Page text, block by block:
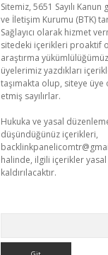
Sitemiz, 5651 Sayılı
ve İletişim Kurumu (BTK)
Sağlayıcı olarak hizmet
sitedeki içerikleri proaktif
araştırma
üyelerimiz yazdıkları
taşımakta olup, siteye
etmiş sayılırlar.
Hukuka ve yasal
düşündüğünüz içerikleri,
halinde, ilgili içerikler
kaldırılacaktır.